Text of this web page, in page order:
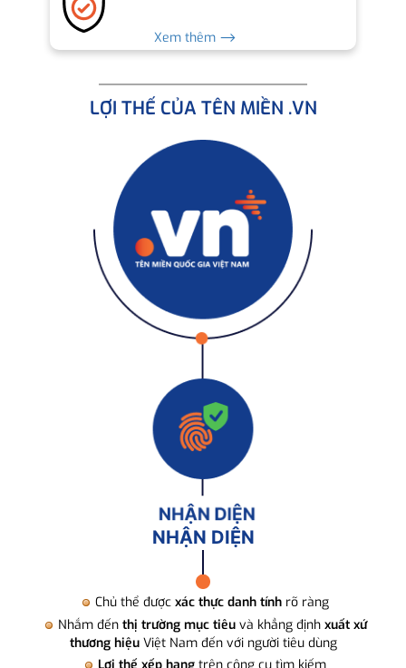
Xem thêm ⟶
LỢI THẾ CỦA TÊN MIỀN .VN
NHẬN DIỆN
Chủ thể được xác thực danh tính rõ ràng
Nhắm đến thị trường mục tiêuvà khẳng định xuất xứ
thương hiệuViệt Nam đến với người tiêu dùng